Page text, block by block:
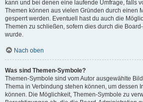
kann und bei denen eine laufende Umfrage, falls
Themen können aus vielen Gründen durch einen
gesperrt werden. Eventuell hast du auch die
Themen zu schließen, sofern dies durch die
wurde.
Nach oben
Was sind Themen-Symbole?
Themen-Symbole sind vom Autor ausgewählte
Thema in Verbindung stehen können, um dessen
können. Die Möglichkeit, Themen-Symbole zu